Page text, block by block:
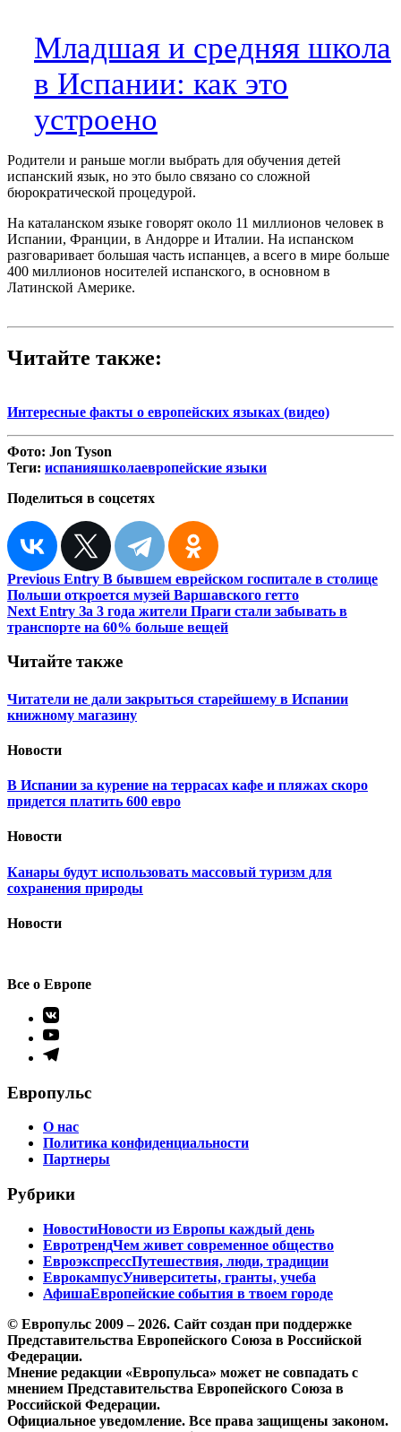
Младшая и средняя школа
в Испании: как это
устроено
Родители и раньше могли выбрать для обучения детей
испанский язык, но это было связано со сложной
бюрократической процедурой.
На каталанском языке говорят около 11 миллионов человек в
Испании, Франции, в Андорре и Италии. На испанском
разговаривает большая часть испанцев, а всего в мире больше
400 миллионов носителей испанского, в основном в
Латинской Америке.
Читайте также:
Интересные факты о европейских языках (видео)
Фото: Jon Tyson
Теги: испанияшколаевропейские языки
Поделиться в соцсетях
Навигация
по
записям
Previous Entry В бывшем еврейском госпитале в столице
Польши откроется музей Варшавского гетто
Next Entry За 3 года жители Праги стали забывать в
транспорте на 60% больше вещей
Читайте также
Читатели не дали закрыться старейшему в Испании
книжному магазину
Новости
В Испании за курение на террасах кафе и пляжах скоро
придется платить 600 евро
Новости
Канары будут использовать массовый туризм для
сохранения природы
Новости
Все о Европе
Элемент
меню
Элемент
меню
Элемент
Европульс
О нас
Политика конфиденциальности
Партнеры
Рубрики
НовостиНовости из Европы каждый день
ЕвротрендЧем живет современное общество
ЕвроэкспрессПутешествия, люди, традиции
ЕврокампусУниверситеты, гранты, учеба
АфишаЕвропейские события в твоем городе
© Европульс 2009 – 2026. Сайт создан при поддержке
Представительства Европейского Союза в Российской
Федерации.
Мнение редакции «Европульса» может не совпадать с
мнением Представительства Европейского Союза в
Российской Федерации.
Официальное уведомление. Все права защищены законом.